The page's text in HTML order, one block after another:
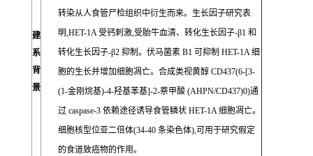
建
系
背
景
转染从人食管尸检组织中衍生而来。生长因子研究表
明,HET-1A 受钙刺激,受胎牛血清、转化生长因子-β1 和
转化生长因子-β2 抑制。伏马菌素 B1 可抑制 HET-1A 细
胞的生长并增加细胞凋亡。合成类视黄醇 CD437(6-[3-
(1-金刚烷基)-4-羟基苯基]-2-萘甲酸 (AHPN/CD437)0)通
过 caspase-3 依赖途径诱导食管鳞状 HET-1A 细胞凋亡。
细胞核型位亚二倍体(34-40 条染色体),可用于研究假定
的食道致癌物的作用。